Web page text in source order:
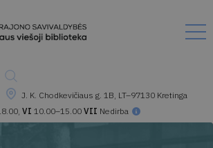
J. K. Chodkevičiaus g. 1B, LT–97130 Kretinga
VI 10.00–15.00 VII Nedirba